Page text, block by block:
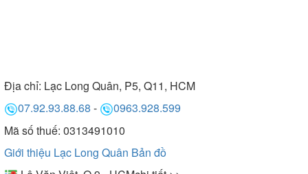
Địa chỉ: Lạc Long Quân, P5, Q11, HCM
07.92.93.88.68 -
0963.928.599
Mã số thuế: 0313491010
Giới thiệu Lạc Long Quân Bản đồ